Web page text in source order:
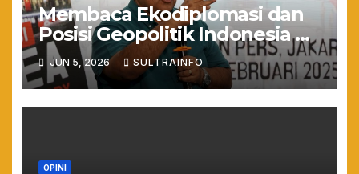
Membaca Ekodiplomasi dan
Posisi Geopolitik Indonesia di
Era Prabowo
JUN 5, 2026 SULTRAINFO
OPINI